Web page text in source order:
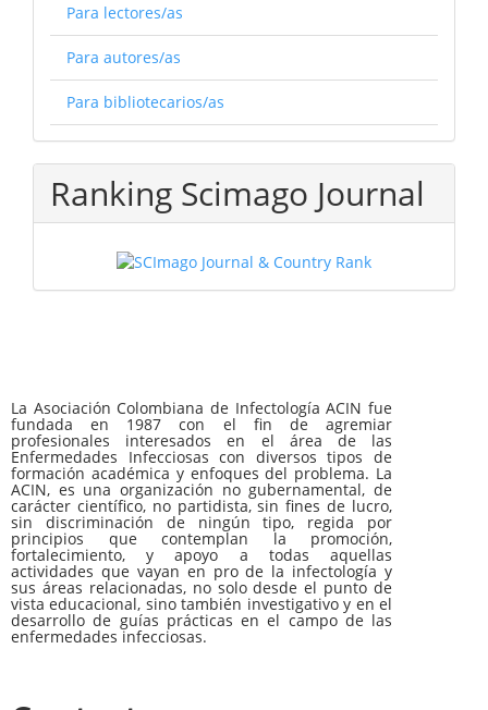
Para lectores/as
Para autores/as
Para bibliotecarios/as
Ranking Scimago Journal
La Asociación Colombiana de Infectología ACIN fue
fundada en 1987 con el fin de agremiar
profesionales interesados en el área de las
Enfermedades Infecciosas con diversos tipos de
formación académica y enfoques del problema. La
ACIN, es una organización no gubernamental, de
carácter científico, no partidista, sin fines de lucro,
sin discriminación de ningún tipo, regida por
principios que contemplan la promoción,
fortalecimiento, y apoyo a todas aquellas
actividades que vayan en pro de la infectología y
sus áreas relacionadas, no solo desde el punto de
vista educacional, sino también investigativo y en el
desarrollo de guías prácticas en el campo de las
enfermedades infecciosas.